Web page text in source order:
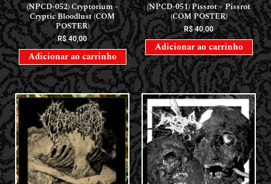
(NPCD-052) Cryptorium –
Cryptic Bloodlust (COM
POSTER)
R$40,00
Adicionar ao carrinho
(NPCD-051) Pissrot – Pissrot
(COM POSTER)
R$40,00
Adicionar ao carrinho